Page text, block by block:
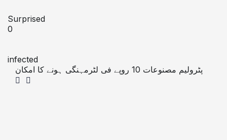
Surprised
0
infected
پٹرولیم مصنوعات 10 روپے فی لٹرمہنگی ہونے کا امکان